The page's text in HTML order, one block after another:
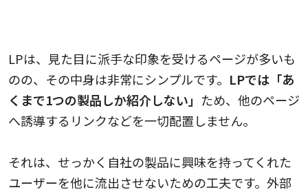
LPは、見た目に派手な印象を受けるページが多いも
のの、その中身は非常にシンプルです。 LPでは「あ
くまで1つの製品しか紹介しない」 ため、他のページ
へ誘導するリンクなどを一切配置しません。
それは、せっかく自社の製品に興味を持ってくれた
ユーザーを他に流出させないための工夫です。外部